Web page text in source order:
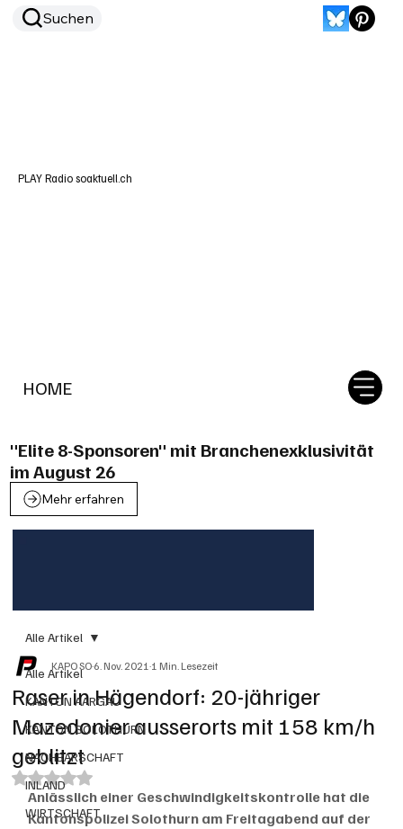
HOME
Suchen
PLAY Radio soaktuell.ch
"Elite 8-Sponsoren" mit Branchenexklusivität
im August 26
Mehr erfahren
Alle Artikel
KANTON AARGAU
KANTON SOLOTHURN
NACHBARSCHAFT
INLAND
WIRTSCHAFT
Alle Artikel
Raser in Hägendorf: 20-jähriger
Mazedonier ausserorts mit 158 km/h
geblitzt
KAPO SO6. Nov. 20211 Min. Lesezeit
Mit NaN von 5 Sternen bewertet.
Anlässlich einer Geschwindigkeitskontrolle hat die
Kantonspolizei Solothurn am Freitagabend auf der